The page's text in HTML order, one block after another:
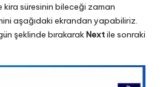
kira süresinin bileceği zaman
aşağıdaki ekrandan yapabiliriz.
şeklinde bırakarakNextile sonraki